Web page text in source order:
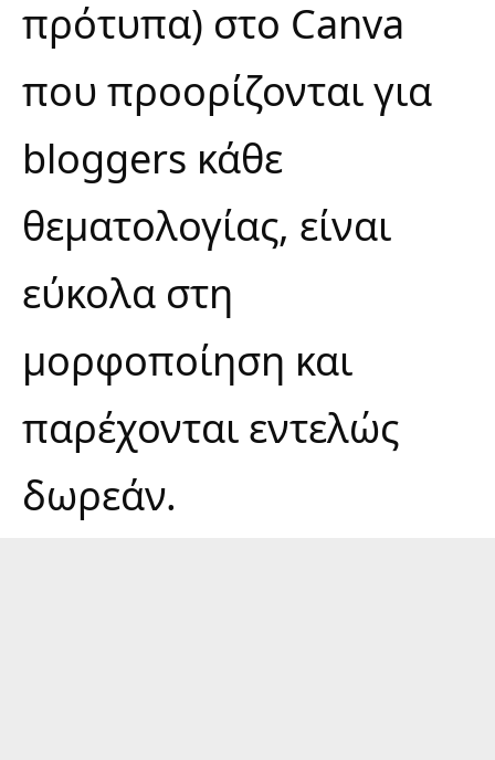
πρότυπα) στο Canva
που προορίζονται για
bloggers κάθε
θεματολογίας, είναι
εύκολα στη
μορφοποίηση και
παρέχονται εντελώς
δωρεάν.